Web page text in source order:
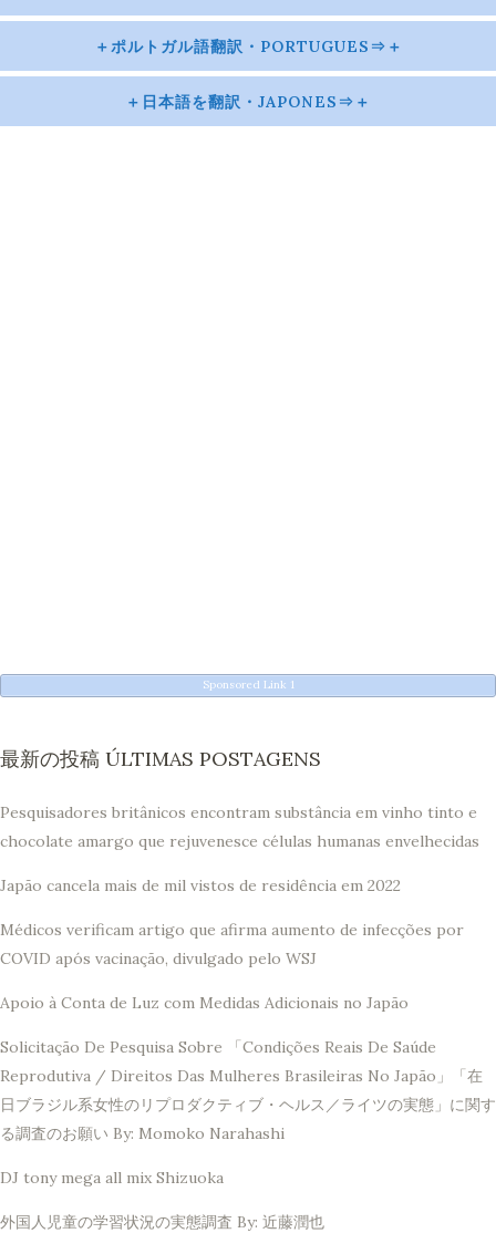
＋ポルトガル語翻訳・PORTUGUES⇒＋
＋日本語を翻訳・JAPONES⇒＋
Sponsored Link 1
最新の投稿 ÚLTIMAS POSTAGENS
Pesquisadores britânicos encontram substância em vinho tinto e
chocolate amargo que rejuvenesce células humanas envelhecidas
Japão cancela mais de mil vistos de residência em 2022
Médicos verificam artigo que afirma aumento de infecções por
COVID após vacinação, divulgado pelo WSJ
Apoio à Conta de Luz com Medidas Adicionais no Japão
Solicitação De Pesquisa Sobre 「Condições Reais De Saúde
Reprodutiva / Direitos Das Mulheres Brasileiras No Japão」「在
日ブラジル系女性のリプロダクティブ・ヘルス／ライツの実態」に関す
る調査のお願い By: Momoko Narahashi
DJ tony mega all mix Shizuoka
外国人児童の学習状況の実態調査 By: 近藤潤也